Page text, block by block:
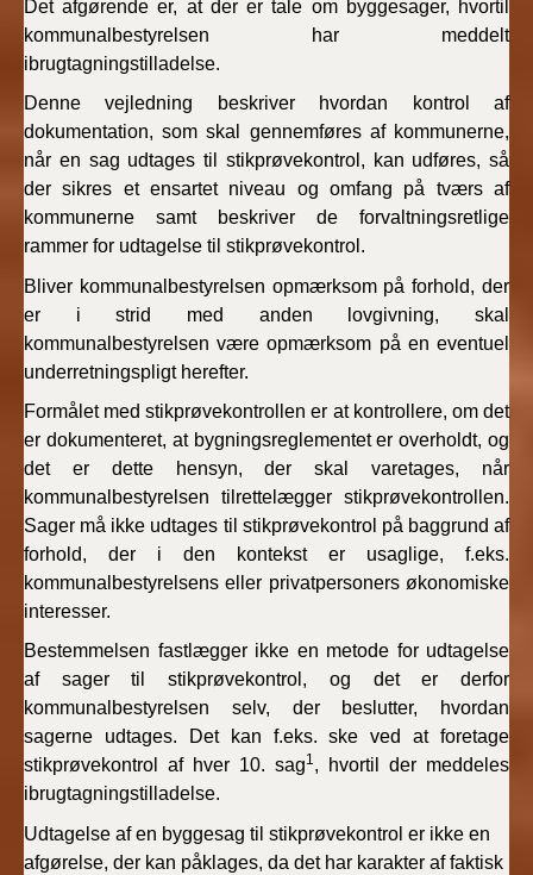
Det afgørende er, at der er tale om byggesager, hvortil
kommunalbestyrelsen har meddelt
ibrugtagningstilladelse.
Denne vejledning beskriver hvordan kontrol af
dokumentation, som skal gennemføres af kommunerne,
når en sag udtages til stikprøvekontrol, kan udføres, så
der sikres et ensartet niveau og omfang på tværs af
kommunerne samt beskriver de forvaltningsretlige
rammer for udtagelse til stikprøvekontrol.
Bliver kommunalbestyrelsen opmærksom på forhold, der
er i strid med anden lovgivning, skal
kommunalbestyrelsen være opmærksom på en eventuel
underretningspligt herefter.
Formålet med stikprøvekontrollen er at kontrollere, om det
er dokumenteret, at bygningsreglementet er overholdt, og
det er dette hensyn, der skal varetages, når
kommunalbestyrelsen tilrettelægger stikprøvekontrollen.
Sager må ikke udtages til stikprøvekontrol på baggrund af
forhold, der i den kontekst er usaglige, f.eks.
kommunalbestyrelsens eller privatpersoners økonomiske
interesser.
Bestemmelsen fastlægger ikke en metode for udtagelse
af sager til stikprøvekontrol, og det er derfor
kommunalbestyrelsen selv, der beslutter, hvordan
sagerne udtages. Det kan f.eks. ske ved at foretage
stikprøvekontrol af hver 10. sag1, hvortil der meddeles
ibrugtagningstilladelse.
Udtagelse af en byggesag til stikprøvekontrol er ikke en
afgørelse, der kan påklages, da det har karakter af faktisk